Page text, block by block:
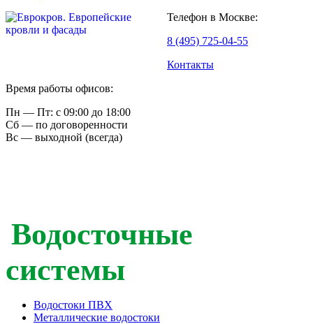
Телефон в Москве:
8 (495) 725-04-55
Контакты
Время работы офисов:
Пн — Пт: с 09:00 до 18:00
Сб — по договоренности
Вс — выходной (всегда)
Водосточные
системы
Водостоки ПВХ
Металлические водостоки